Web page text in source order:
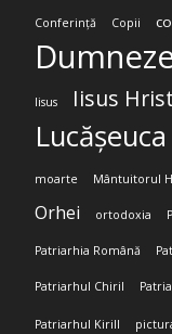
Conferință Copii
Iisus Iisus
Lucășeuca
moarte Mântuitorul
Orhei ortodoxia
Patriarhia Română
Patriarhul Chiril
Patriarhul Kirill